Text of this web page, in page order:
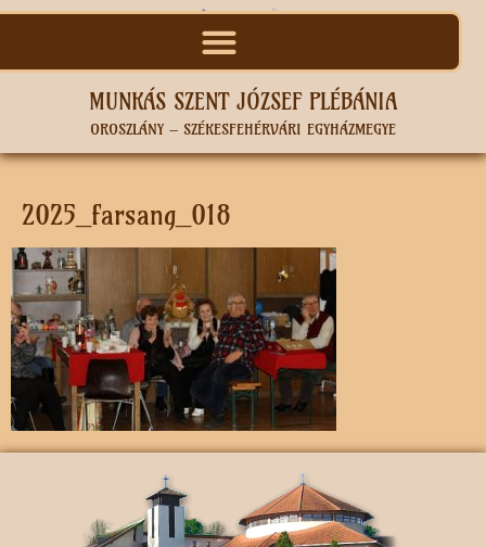
MUNKÁS SZENT JÓZSEF PLÉBÁNIA
OROSZLÁNY – SZÉKESFEHÉRVÁRI EGYHÁZMEGYE
2025_farsang_018